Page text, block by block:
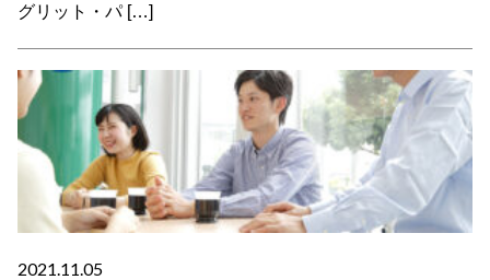
グリット・パ […]
2021.11.05